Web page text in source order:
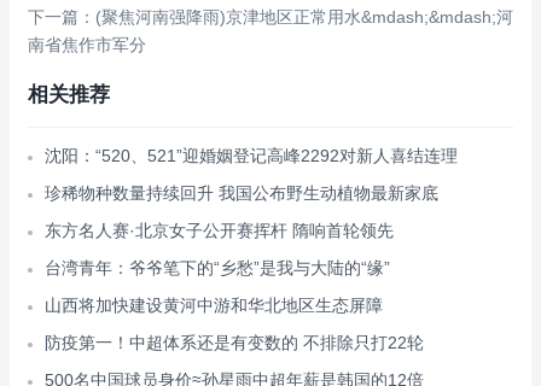
下一篇：(聚焦河南强降雨)京津地区正常用水&mdash;&mdash;河
南省焦作市军分
相关推荐
沈阳：“520、521”迎婚姻登记高峰2292对新人喜结连理
珍稀物种数量持续回升 我国公布野生动植物最新家底
东方名人赛·北京女子公开赛挥杆 隋响首轮领先
台湾青年：爷爷笔下的“乡愁”是我与大陆的“缘”
山西将加快建设黄河中游和华北地区生态屏障
防疫第一！中超体系还是有变数的 不排除只打22轮
500名中国球员身价≈孙星雨中超年薪是韩国的12倍